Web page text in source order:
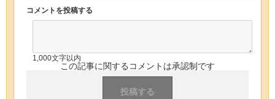
コメントを投稿する
1,000文字以内
この記事に関するコメントは承認制です